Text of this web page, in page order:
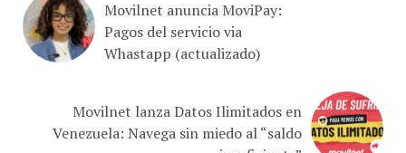
Pagos del servicio via
Whastapp (actualizado)
Venezuela: Navega sin miedo al “saldo
insuficiente”